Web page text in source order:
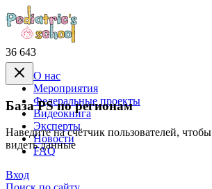
36 643
База PS по регионам
Наведите на счётчик пользователей, чтобы
видеть данные
О нас
Mероприятия
Федеральные проекты
Видеокнига
Эксперты
Новости
FAQ
Вход